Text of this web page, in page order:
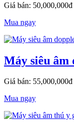
Giá bán: 50,000,000đ
Mua ngay
Máy siêu âm
Giá bán: 55,000,000đ
Mua ngay